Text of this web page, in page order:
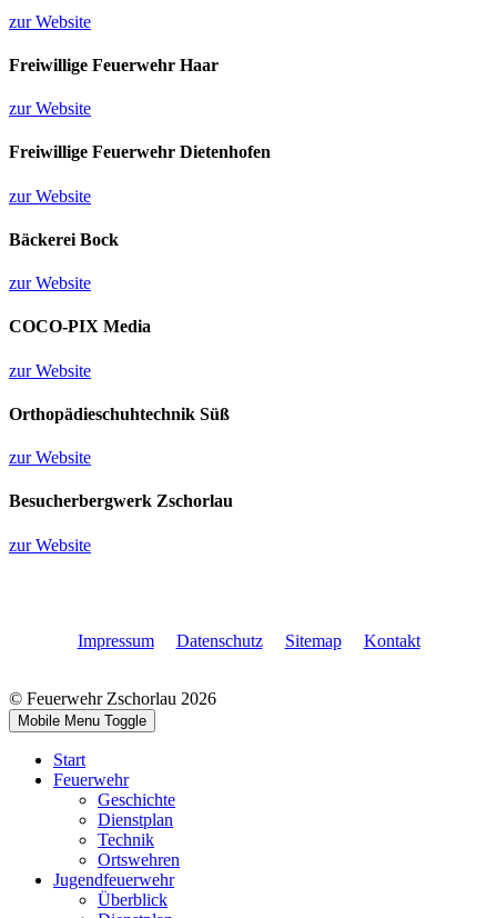
zur Website
Freiwillige Feuerwehr Haar
zur Website
Freiwillige Feuerwehr Dietenhofen
zur Website
Bäckerei Bock
zur Website
COCO-PIX Media
zur Website
Orthopädieschuhtechnik Süß
zur Website
Besucherbergwerk Zschorlau
zur Website
Impressum Datenschutz Sitemap Kontakt
© Feuerwehr Zschorlau 2026
Mobile Menu Toggle
Start
Feuerwehr
Geschichte
Dienstplan
Technik
Ortswehren
Jugendfeuerwehr
Überblick